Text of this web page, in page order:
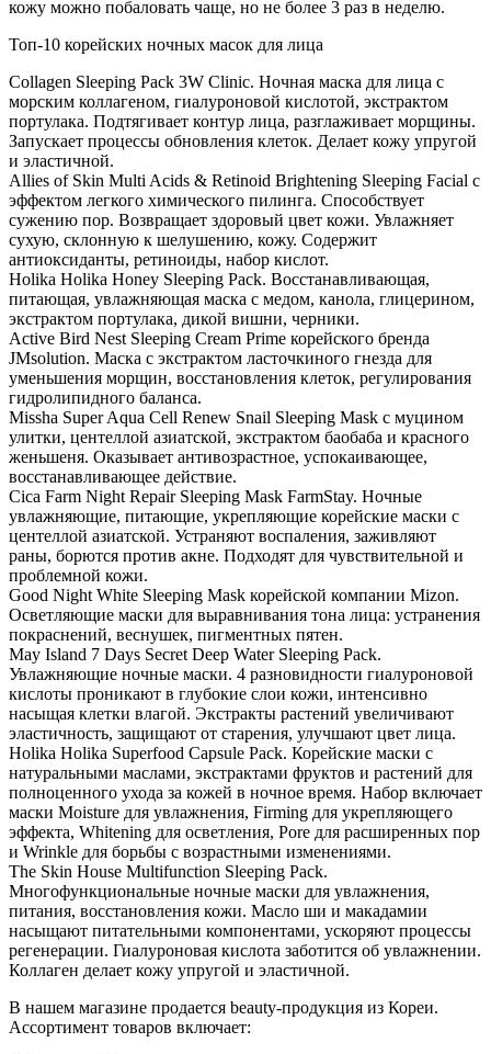
кожу можно побаловать чаще, но не более 3 раз в неделю.
Топ-10 корейских ночных масок для лица
Collagen Sleeping Pack 3W Clinic. Ночная маска для лица с
морским коллагеном, гиалуроновой кислотой, экстрактом
портулака. Подтягивает контур лица, разглаживает морщины.
Запускает процессы обновления клеток. Делает кожу упругой
и эластичной.
Allies of Skin Multi Acids & Retinoid Brightening Sleeping Facial с
эффектом легкого химического пилинга. Способствует
сужению пор. Возвращает здоровый цвет кожи. Увлажняет
сухую, склонную к шелушению, кожу. Содержит
антиоксиданты, ретиноиды, набор кислот.
Holika Holika Honey Sleeping Pack. Восстанавливающая,
питающая, увлажняющая маска с медом, канола, глицерином,
экстрактом портулака, дикой вишни, черники.
Active Bird Nest Sleeping Cream Prime корейского бренда
JMsolution. Маска с экстрактом ласточкиного гнезда для
уменьшения морщин, восстановления клеток, регулирования
гидролипидного баланса.
Missha Super Aqua Cell Renew Snail Sleeping Mask с муцином
улитки, центеллой азиатской, экстрактом баобаба и красного
женьшеня. Оказывает антивозрастное, успокаивающее,
восстанавливающее действие.
Cica Farm Night Repair Sleeping Mask FarmStay. Ночные
увлажняющие, питающие, укрепляющие корейские маски с
центеллой азиатской. Устраняют воспаления, заживляют
раны, борются против акне. Подходят для чувствительной и
проблемной кожи.
Good Night White Sleeping Mask корейской компании Mizon.
Осветляющие маски для выравнивания тона лица: устранения
покраснений, веснушек, пигментных пятен.
May Island 7 Days Secret Deep Water Sleeping Pack.
Увлажняющие ночные маски. 4 разновидности гиалуроновой
кислоты проникают в глубокие слои кожи, интенсивно
насыщая клетки влагой. Экстракты растений увеличивают
эластичность, защищают от старения, улучшают цвет лица.
Holika Holika Superfood Capsule Pack. Корейские маски с
натуральными маслами, экстрактами фруктов и растений для
полноценного ухода за кожей в ночное время. Набор включает
маски Moisture для увлажнения, Firming для укрепляющего
эффекта, Whitening для осветления, Pore для расширенных пор
и Wrinkle для борьбы с возрастными изменениями.
The Skin House Multifunction Sleeping Pack.
Многофункциональные ночные маски для увлажнения,
питания, восстановления кожи. Масло ши и макадамии
насыщают питательными компонентами, ускоряют процессы
регенерации. Гиалуроновая кислота заботится об увлажнении.
Коллаген делает кожу упругой и эластичной.
В нашем магазине продается beauty-продукция из Кореи.
Ассортимент товаров включает: